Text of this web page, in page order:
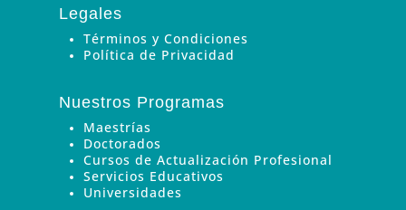
Legales
Términos y Condiciones
Política de Privacidad
Nuestros Programas
Maestrías
Doctorados
Cursos de Actualización Profesional
Servicios Educativos
Universidades